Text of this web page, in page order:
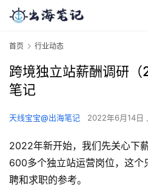
首页 行业动态
跨境独立站薪酬调研
笔记
天线宝宝@出海笔记 2022年6月14日
2022年新开始，我们先关心下
600多个独立站运营岗位，这个
聘和求职的参考。